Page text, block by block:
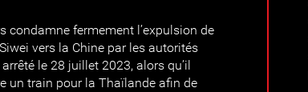
condamne fermement l’expulsion de
vers la Chine par les autorités
le 28 juillet 2023, alors qu’il
un train pour la Thaïlande afin de